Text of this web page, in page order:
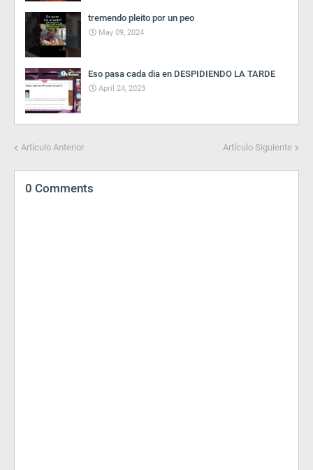
tremendo pleito por un peo
May 09, 2024
Eso pasa cada dia en DESPIDIENDO LA TARDE
April 24, 2023
Artículo Anterior Artículo Siguiente
0 Comments